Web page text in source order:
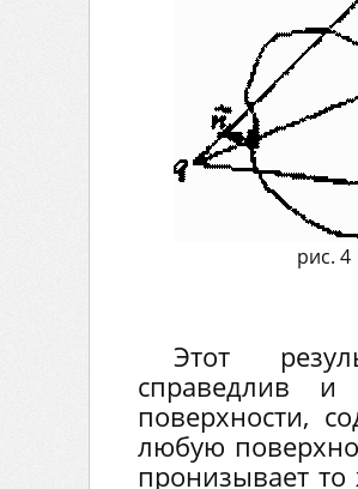
рис. 4
Этот
справедлив
поверхности,
любую
пронизывает